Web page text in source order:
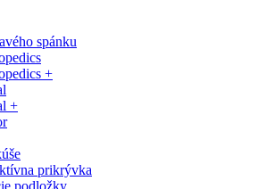
spánku
+
+
prikrývka
podložky